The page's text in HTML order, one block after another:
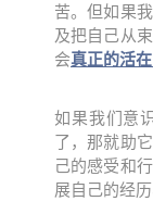
苦。但如果
及把自己从
会真正的活
如果我们意
了，那就助
己的感受和
展自己的经